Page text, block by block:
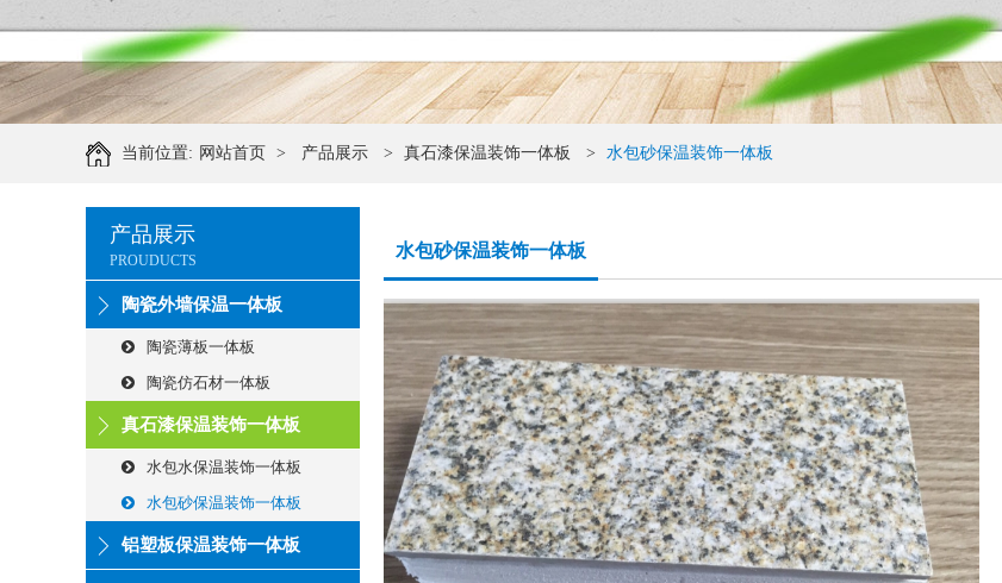
当前位置: 网站首页 > 产品展示 > 真石漆保温装饰一体板 > 水包砂保温装饰一体板
产品展示
PROUDUCTS
陶瓷外墙保温一体板
陶瓷薄板一体板
陶瓷仿石材一体板
真石漆保温装饰一体板
水包水保温装饰一体板
水包砂保温装饰一体板
铝塑板保温装饰一体板
水包砂保温装饰一体板